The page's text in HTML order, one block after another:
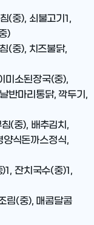
(중), 쇠불고기1,
)
(중), 치즈불닭,
미소된장국(중),
반마리통닭, 깍두기,
(중), 배추김치,
식돈까스정식,
잔치국수(중)1,
림(중), 매콤달콤